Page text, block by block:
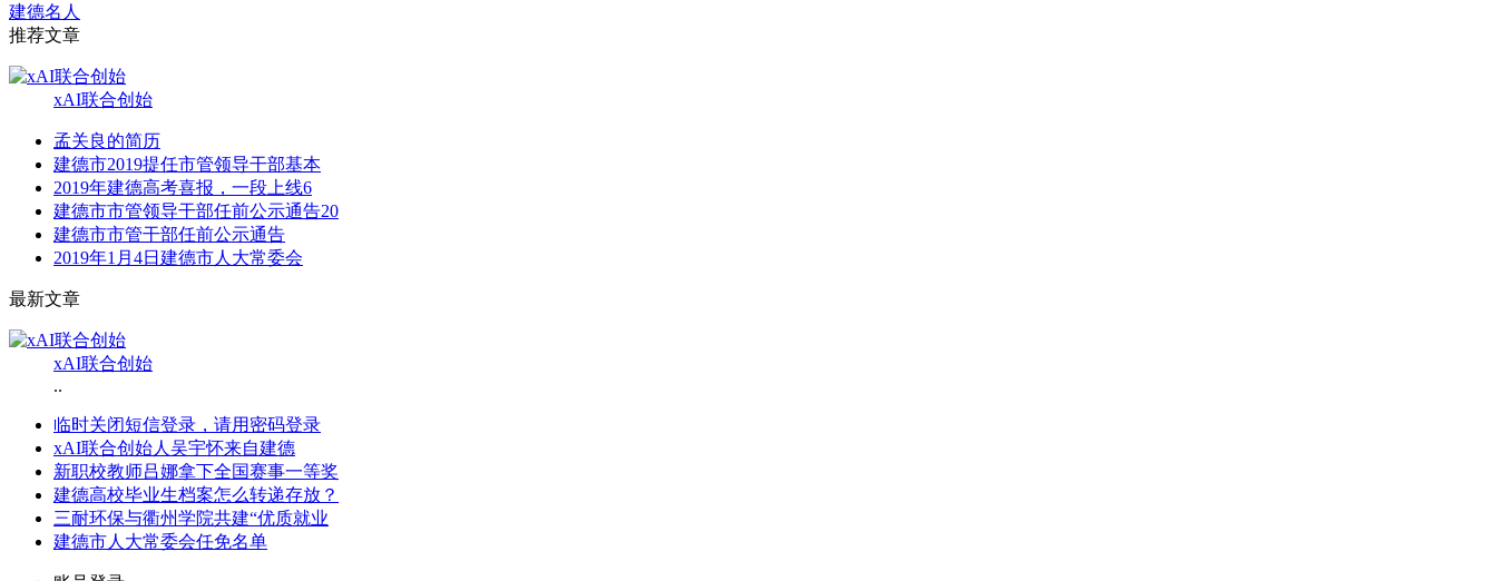
建德名人
推荐文章
xAI联合创始
孟关良的简历
建德市2019提任市管领导干部基本
2019年建德高考喜报，一段上线6
建德市市管领导干部任前公示通告20
建德市市管干部任前公示通告
2019年1月4日建德市人大常委会
最新文章
xAI联合创始
..
临时关闭短信登录，请用密码登录
xAI联合创始人吴宇怀来自建德
新职校教师吕娜拿下全国赛事一等奖
建德高校毕业生档案怎么转递存放？
三耐环保与衢州学院共建“优质就业
建德市人大常委会任免名单